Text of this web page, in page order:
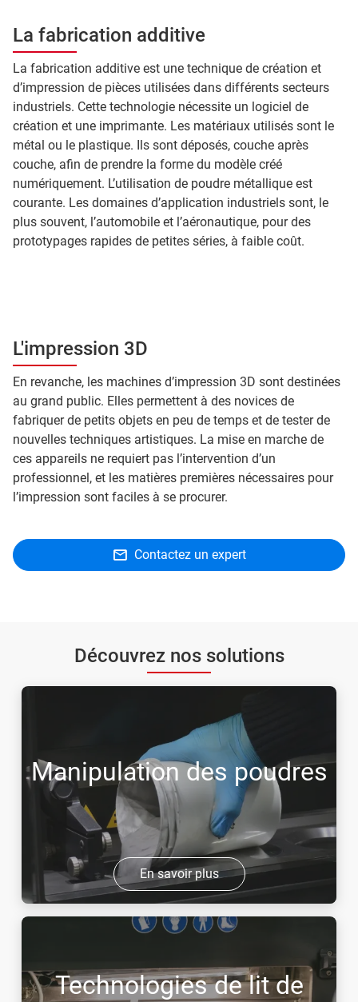
La fabrication additive
La fabrication additive est une technique de création et
d’impression de pièces utilisées dans différents secteurs
industriels. Cette technologie nécessite un logiciel de
création et une imprimante. Les matériaux utilisés sont le
métal ou le plastique. Ils sont déposés, couche après
couche, afin de prendre la forme du modèle créé
numériquement. L’utilisation de poudre métallique est
courante. Les domaines d’application industriels sont, le
plus souvent, l’automobile et l’aéronautique, pour des
prototypages rapides de petites séries, à faible coût.
L'impression 3D
En revanche, les machines d’impression 3D sont destinées
au grand public. Elles permettent à des novices de
fabriquer de petits objets en peu de temps et de tester de
nouvelles techniques artistiques. La mise en marche de
ces appareils ne requiert pas l’intervention d’un
professionnel, et les matières premières nécessaires pour
l’impression sont faciles à se procurer.
Contactez un expert
Découvrez nos solutions
Manipulation des poudres
En savoir plus
Technologies de lit de